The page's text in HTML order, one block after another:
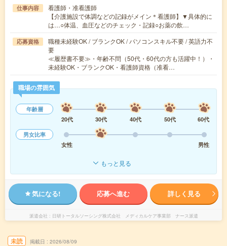
仕事内容
看護師・准看護師
【介護施設で体調などの記録がメイン＊看護師】▼具体的に
は…○体温、血圧などのチェック・記録○お薬の飲…
応募資格
職種未経験OK / ブランクOK / パソコンスキル不要 / 英語力不
要
≪履歴書不要≫・年齢不問（50代・60代の方も活躍中！）・
未経験OK・ブランクOK・看護師資格（准看…
職場の雰囲気
年齢層
20代
30代 40代 50代
60代
男女比率
女性
男性
もっと見る
気になる! 応募へ進む 詳しく見る
派遣会社 日研トータルソーシング株式会社 メディカルケア事業部 ナース派遣
未読 掲載日 2026/08/09